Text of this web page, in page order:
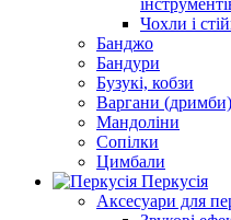
Чохли і
Банджо
Бандури
Бузукі, кобзи
Варгани (дримби)
Мандоліни
Сопілки
Цимбали
Перкусія
Аксесуари для